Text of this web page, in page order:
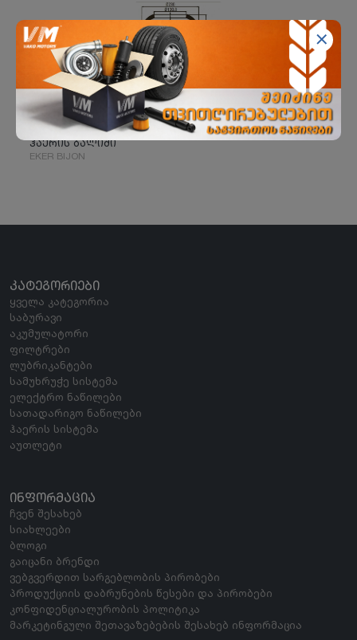
ჰაერის ბალიში
EKER BIJON
ᲙᲐᲢᲔᲒᲝᲠᲘᲔᲑᲘ
ყველა კატეგორია
საბურავი
აკუმულატორი
ფილტრები
ლუბრიკანტები
სამუხრუჭე სისტემა
ელექტრო ნაწილები
სათადარიგო ნაწილები
ჰაერის სისტემა
აუთლეტი
ᲘᲜᲤᲝᲠᲛᲐᲪᲘᲐ
ჩვენ შესახებ
სიახლეები
ბლოგი
გაიცანი ბრენდი
ვებგვერდით სარგებლობის პირობები
პროდუქციის დაბრუნების წესები და პირობები
კონფიდენციალურობის პოლიტიკა
მარკეტინგული შეთავაზებების შესახებ ინფორმაცია